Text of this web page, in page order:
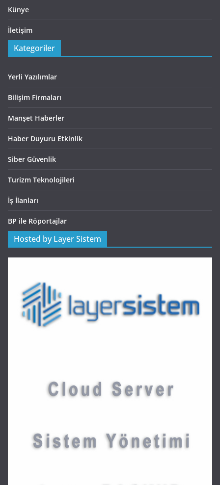
Künye
İletişim
Kategoriler
Yerli Yazılımlar
Bilişim Firmaları
Manşet Haberler
Haber Duyuru Etkinlik
Siber Güvenlik
Turizm Teknolojileri
İş İlanları
BP ile Röportajlar
Hosted by Layer Sistem